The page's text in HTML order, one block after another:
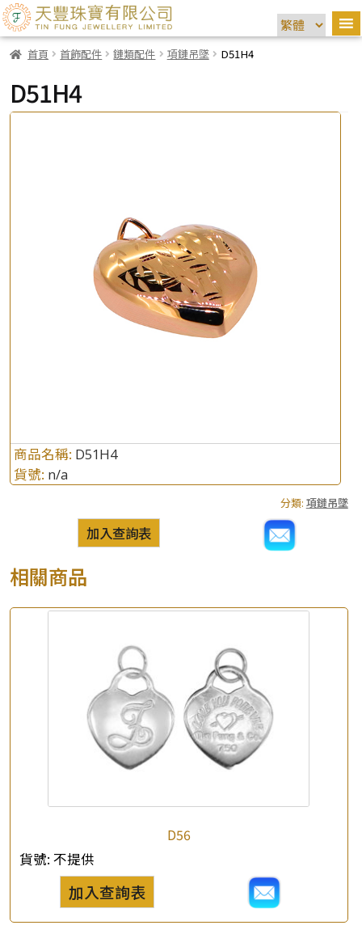
首頁 首飾配件 鏈類配件 項鏈吊墜 D51H4
D51H4
商品名稱: D51H4
貨號: n/a
分類: 項鏈吊墜
加入查詢表
相關商品
D56
貨號: 不提供
加入查詢表